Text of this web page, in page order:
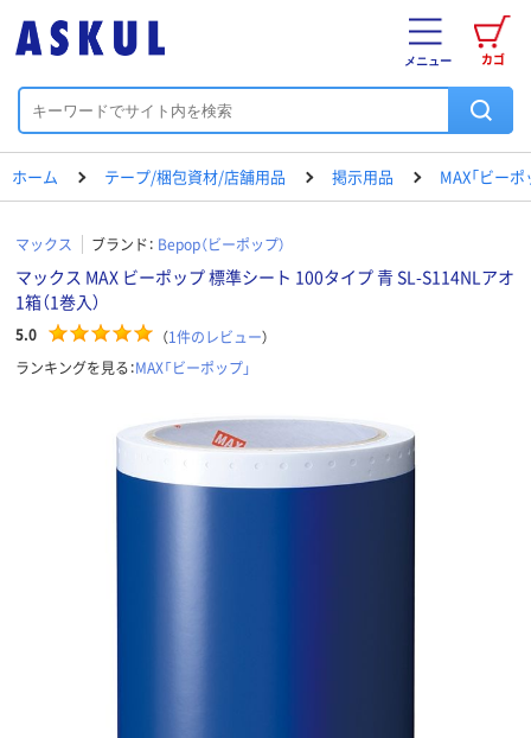
カゴ
メニュー
ホーム テープ/梱包資材/店舗用品 掲示用品 MAX「ビーポ
マックス ブランド： Bepop（ビーポップ）
マックス MAX ビーポップ 標準シート 100タイプ 青 SL-S114NLアオ
1箱（1巻入）
5.0 （1件のレビュー）
ランキングを見る：MAX「ビーポップ」